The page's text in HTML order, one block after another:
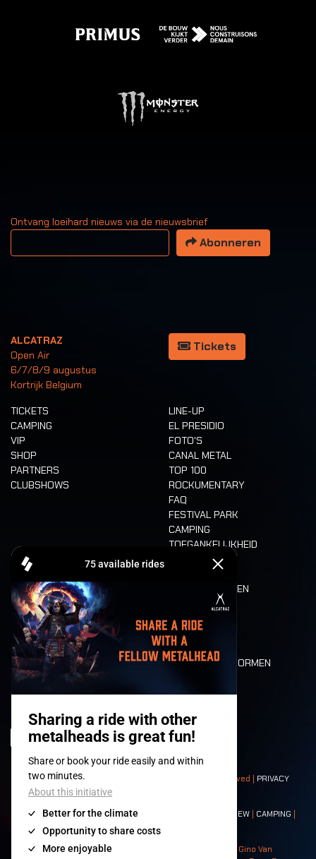
Ontvang loeihard nieuws via de nieuwsbrief
Uw email adres
Abonneren
ALCATRAZ
Open Air
6/7/8/9 augustus
Kortrijk Belgium
Tickets
TICKETS
CAMPING
VIP
SHOP
PARTNERS
CLUBSHOWS
LINE-UP
EL PRESIDIO
FOTO'S
CANAL METAL
TOP 100
ROCKUMENTARY
FAQ
FESTIVAL PARK
CAMPING
TOEGANKELIJKHEID
CASHLESS
ETEN EN DRINKEN
MOBILITEIT
LONE WOLVES
PLATTEGROND
DEATH RIDE
WAARDEN EN NORMEN
HISTORIEK
© 2008-2026- Apache Productions VZW – All rights reserved | PRIVACY
POLICY|ALGEMENE VOORWAARDEN
Contact:GENERAL| PARTNERSHIPS CREW | CAMPING |
NEIGHBOURS
Photos: Ann Kermans - Hans Van Hoof - Eliaz Bruggeman - Gino Van